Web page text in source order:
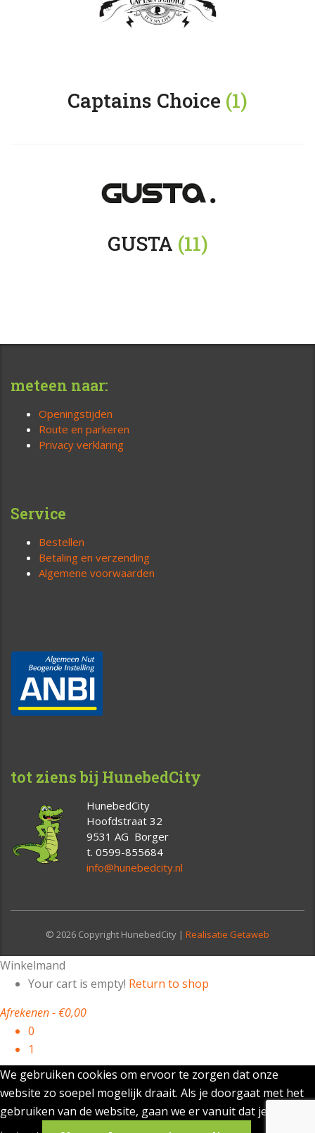
Captains Choice (1)
GUSTA (11)
meteen naar:
Openingstijden
Route en parkeren
Privacy verklaring
Service
Bestellen
Betaling en verzending
Algemene voorwaarden
tot ziens bij HunebedCity
HunebedCity
Hoofdstraat 32
9531 AG Borger
t. 0599-855684
info@hunebedcity.nl
© 2026 Copyright HunebedCity | Realisatie Getaweb
Winkelmand
Your cart is empty! Return to shop
Afrekenen-€0,00
0
1
We gebruiken cookies om ervoor te zorgen dat onze
website zo soepel mogelijk draait. Als je doorgaat met het
gebruiken van de website, gaan we er vanuit dat je ermee